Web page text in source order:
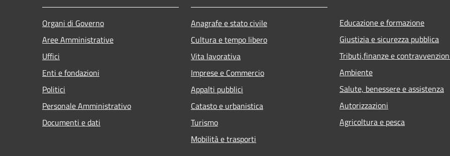
Organi di Governo
Aree Amministrative
Uffici
Enti e fondazioni
Politici
Personale Amministrativo
Documenti e dati
Anagrafe e stato civile
Cultura e tempo libero
Vita lavorativa
Imprese e Commercio
Appalti pubblici
Catasto e urbanistica
Turismo
Mobilità e trasporti
Educazione e formazione
Giustizia e sicurezza pubblica
Tributi,finanze e
Ambiente
Salute, benessere e assistenza
Autorizzazioni
Agricoltura e pesca